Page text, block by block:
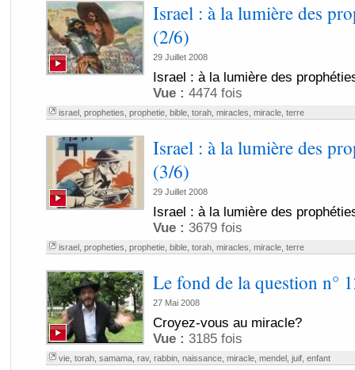
Israel : à la lumière des
(2/6)
29 Juillet 2008
Israel : à la lumière des
Vue : 4474 fois
israel, propheties prophetie, bible, torah, miracles miracle, terre
Israel : à la lumière des
(3/6)
29 Juillet 2008
Israel : à la lumière des
Vue : 3679 fois
israel, propheties prophetie, bible, torah, miracles miracle, terre
Le fond de la question n°
27 Mai 2008
Croyez-vous au miracle?
Vue : 3185 fois
vie, torah, samama, rav, rabbin, naissance, miracle, mendel, juif, enfant